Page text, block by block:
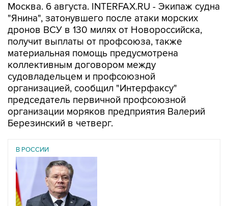
Москва. 6 августа. INTERFAX.RU - Экипаж судна
"Янина", затонувшего после атаки морских
дронов ВСУ в 130 милях от Новороссийска,
получит выплаты от профсоюза, также
материальная помощь предусмотрена
коллективным договором между
судовладельцем и профсоюзной
организацией, сообщил "Интерфаксу"
председатель первичной профсоюзной
организации моряков предприятия Валерий
Березинский в четверг.
В РОССИИ